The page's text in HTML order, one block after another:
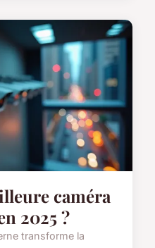
caméra
2025 ?
transforme la